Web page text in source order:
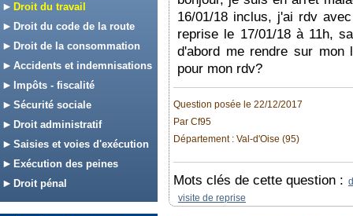
Droit du travail
Droit du code de la route
Droit de la consommation
Accidents et indemnisations
Impôts - fiscalité
Sécurité sociale
Droit administratif
Saisies et voies d'exécution
Exécution des peines
Droit pénal
16/01/18 inclus, j'ai rdv
reprise le 17/01/18 à 11h,
d'abord me rendre sur
pour mon rdv?
Question posée le 22/12/2017
Par Cf95
Département : Val-d'Oise (95)
Mots clés de cette question :
visite de reprise